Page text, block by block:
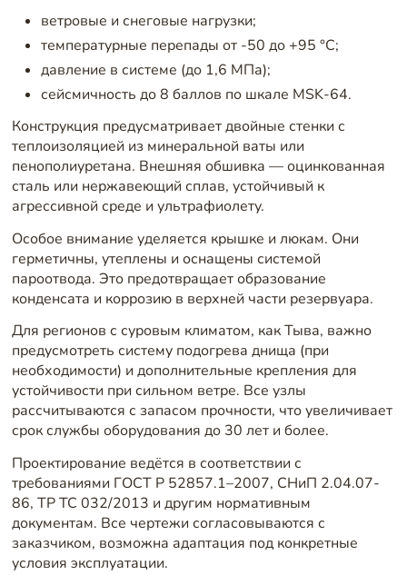
ветровые и снеговые нагрузки;
температурные перепады от -50 до +95 °C;
давление в системе (до 1,6 МПа);
сейсмичность до 8 баллов по шкале MSK-64.
Конструкция предусматривает двойные стенки с
теплоизоляцией из минеральной ваты или
пенополиуретана. Внешняя обшивка — оцинкованная
сталь или нержавеющий сплав, устойчивый к
агрессивной среде и ультрафиолету.
Особое внимание уделяется крышке и люкам. Они
герметичны, утеплены и оснащены системой
пароотвода. Это предотвращает образование
конденсата и коррозию в верхней части резервуара.
Для регионов с суровым климатом, как Тыва, важно
предусмотреть систему подогрева днища (при
необходимости) и дополнительные крепления для
устойчивости при сильном ветре. Все узлы
рассчитываются с запасом прочности, что увеличивает
срок службы оборудования до 30 лет и более.
Проектирование ведётся в соответствии с
требованиями ГОСТ Р 52857.1–2007, СНиП 2.04.07-
86, ТР ТС 032/2013 и другим нормативным
документам. Все чертежи согласовываются с
заказчиком, возможна адаптация под конкретные
условия эксплуатации.